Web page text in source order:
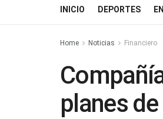
INICIO DEPORTES
Home Noticias Financiero
planes